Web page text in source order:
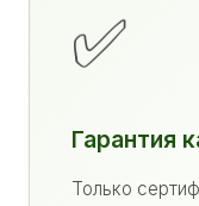
✅
Гарантия
Только